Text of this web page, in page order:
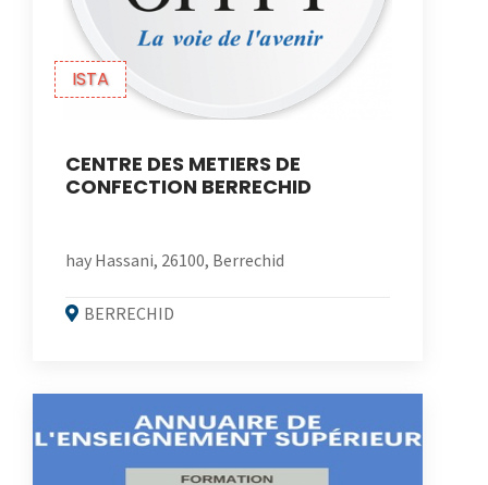
ISTA
CENTRE DES METIERS DE
CONFECTION BERRECHID
hay Hassani, 26100, Berrechid
BERRECHID